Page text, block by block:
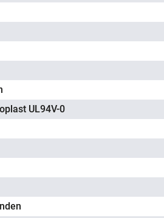
UL94V-0